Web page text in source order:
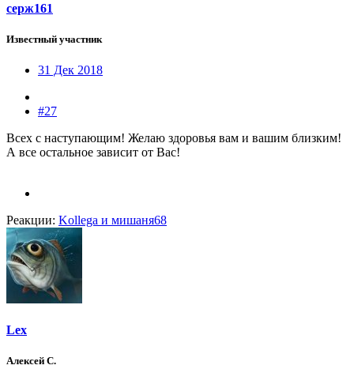
серж161
Известный участник
31 Дек 2018
#27
Всех с наступающим! Желаю здоровья вам и вашим близким!
А все остальное зависит от Вас!
Реакции: Kollega и мишаня68
Lex
Алексей С.